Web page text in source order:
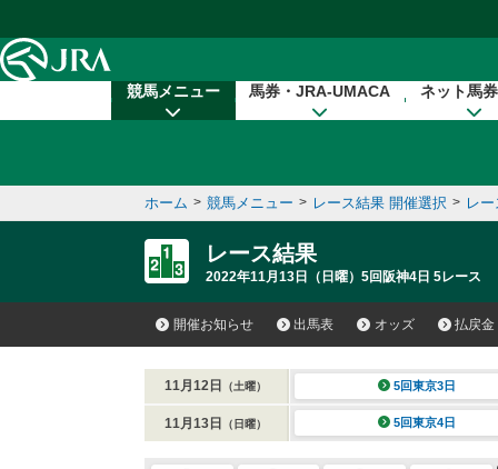
競馬メニュー 馬券・JRA-UMACA ネット馬
ホーム > 競馬メニュー > レース結果 開催選択 > レ
レース結果
2022年11月13日（日曜）5回阪神4日 5レース
開催お知らせ 出馬表 オッズ 払戻金
11月12日 （土曜） 5回東京3日
11月13日 （日曜） 5回東京4日